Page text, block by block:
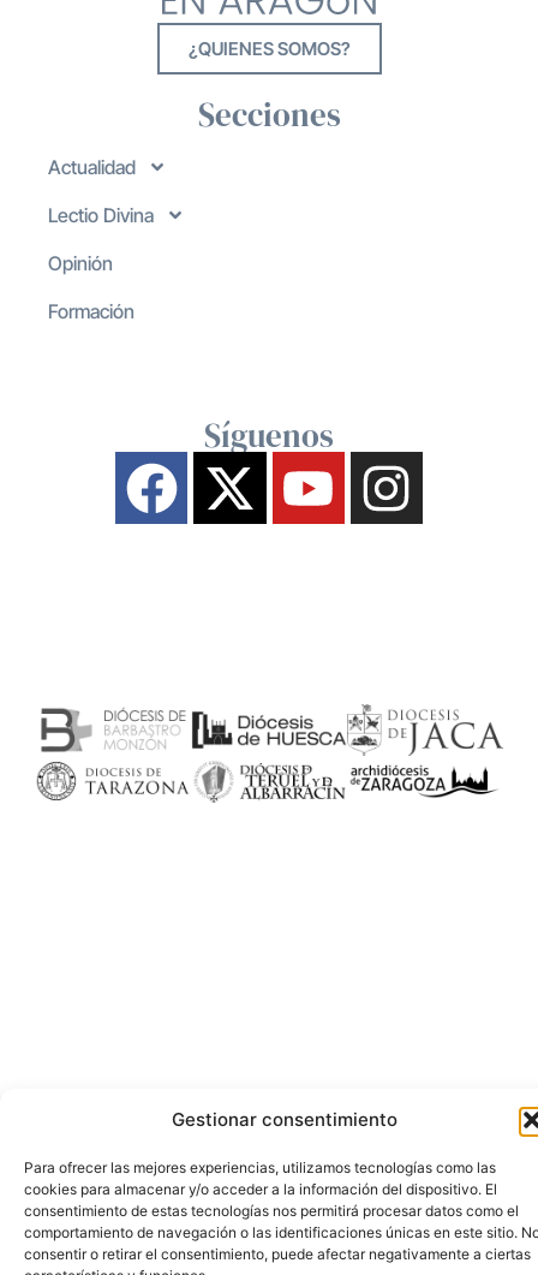
Gestionar consentimiento
Para ofrecer las mejores experiencias, utilizamos tecnologías como las
cookies para almacenar y/o acceder a la información del dispositivo. El
consentimiento de estas tecnologías nos permitirá procesar datos como el
comportamiento de navegación o las identificaciones únicas en este sitio.
consentir o retirar el consentimiento, puede afectar negativamente a ciertas
¿QUIENES SOMOS?
Secciones
Actualidad
Lectio Divina
Opinión
Formación
Síguenos